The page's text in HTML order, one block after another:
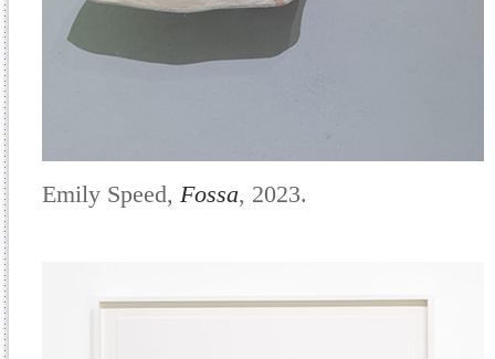
Emily Speed, Fossa, 2023.